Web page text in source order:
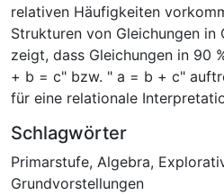
relativen Häufigkeiten
Strukturen von Gleichungen in
zeigt, dass Gleichungen in 90
+ b = c" bzw. " a = b + c"
für eine relationale
Schlagwörter
Primarstufe, Algebra,
Grundvorstellungen